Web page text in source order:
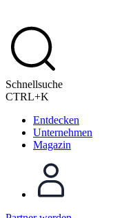
Schnellsuche
CTRL+K
Entdecken
Unternehmen
Magazin